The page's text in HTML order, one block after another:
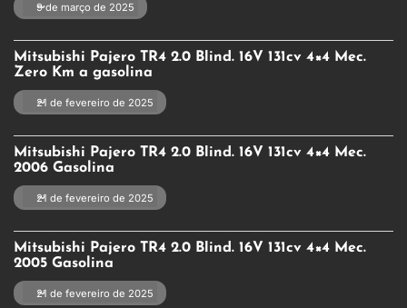
9 de março de 2025
Mitsubishi Pajero TR4 2.0 Blind. 16V 131cv 4×4 Mec.
Zero Km a gasolina
21 de fevereiro de 2025
Mitsubishi Pajero TR4 2.0 Blind. 16V 131cv 4×4 Mec.
2006 Gasolina
21 de fevereiro de 2025
Mitsubishi Pajero TR4 2.0 Blind. 16V 131cv 4×4 Mec.
2005 Gasolina
21 de fevereiro de 2025